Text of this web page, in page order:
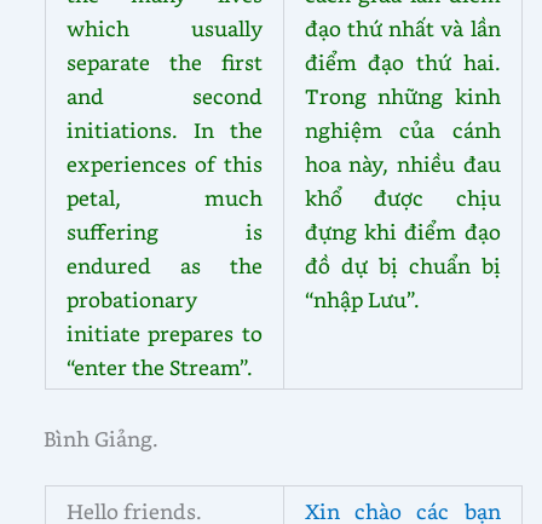
which usually
separate the first
and second
initiations. In the
experiences of this
petal, much
suffering is
endured as the
probationary
initiate prepares to
“enter the Stream”.
đạo thứ nhất và lần
điểm đạo thứ hai.
Trong những kinh
nghiệm của cánh
hoa này, nhiều đau
khổ được chịu
đựng khi điểm đạo
đồ dự bị chuẩn bị
“nhập Lưu”.
Bình Giảng.
Hello friends.
Xin chào các bạn